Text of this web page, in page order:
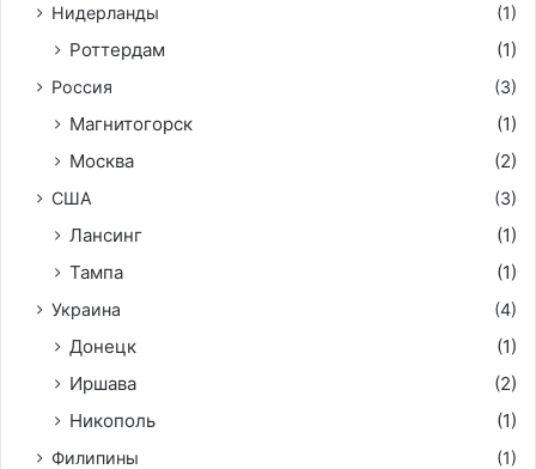
Нидерланды (1)
Роттердам (1)
Россия (3)
Магнитогорск
(1)
Москва
(2)
США (3)
Лансинг
(1)
Тампа
(1)
Украина (4)
Донецк
(1)
Иршава
(2)
Никополь
(1)
Филипины (1)